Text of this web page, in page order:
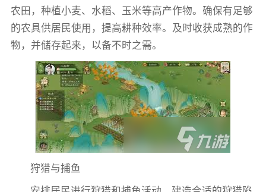
农田，种植小麦、水稻、玉米等高产作物。确保有足够
的农具供居民使用，提高耕种效率。及时收获成熟的作
物，并储存起来，以备不时之需。
狩猎与捕鱼